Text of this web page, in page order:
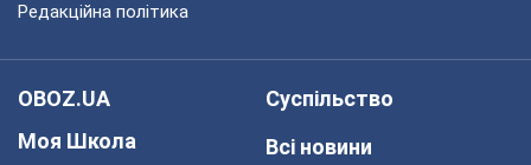
Редакційна політика
OBOZ.UA
Моя Школа
Суспільство
Всі новини